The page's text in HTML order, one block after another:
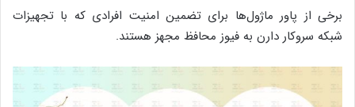
برخی از پاور ماژول‌ها برای تضمین امنیت افرادی که با تجهیزات
شبکه سروکار دارن به فیوز محافظ مجهز هستند.